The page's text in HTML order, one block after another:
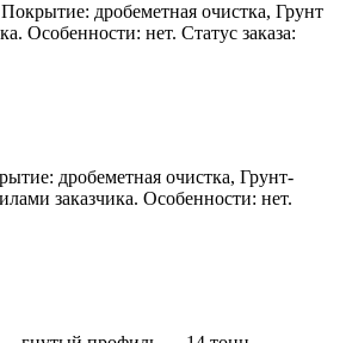
дробеметная очистка, Грунт
Особенности: нет. Статус заказа:
дробеметная очистка, Грунт-
заказчика. Особенности: нет.